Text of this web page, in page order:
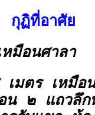
กุฏิที่อาศัย
มือนศาลา
มตร เหมือ
น ๒ แถวลึ